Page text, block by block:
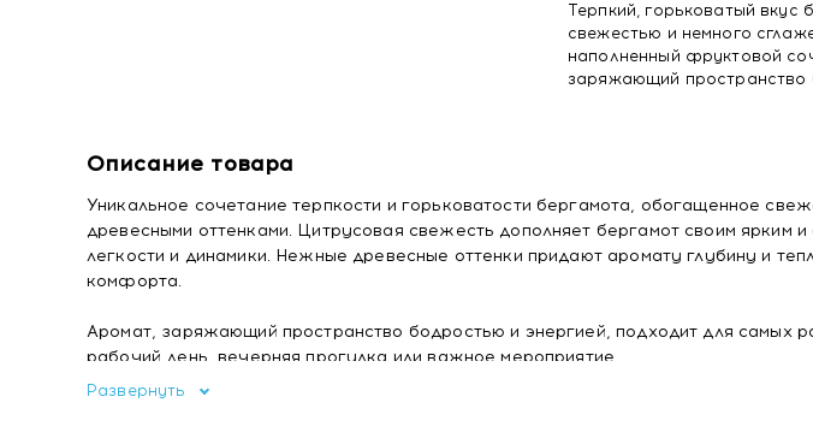
Терпкий, горьковатый вкус
свежестью и немного
наполненный фруктовой
заряжающий пространство
Описание товара
Уникальное сочетание терпкости и горьковатости бергамота, обогащенное
древесными оттенками. Цитрусовая свежесть дополняет бергамот своим
легкости и динамики. Нежные древесные оттенки придают аромату глубину и
комфорта.
Аромат, заряжающий пространство бодростью и энергией, подходит для самых
рабочий день, вечерняя прогулка или важное мероприятие.
Развернуть